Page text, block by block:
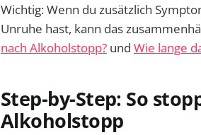
Wichtig: Wenn du zusätzlich
Unruhe hast, kann das
nach Alkoholstopp? und Wie lange
Step-by-Step: So
Alkoholstopp